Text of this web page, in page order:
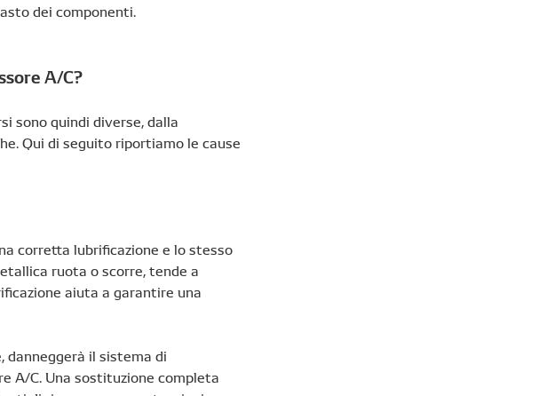
dei componenti.
A/C?
sono quindi diverse, dalla
Qui di seguito riportiamo le cause
corretta lubrificazione e lo stesso
ruota o scorre, tende a
aiuta a garantire una
danneggerà il sistema di
A/C. Una sostituzione completa